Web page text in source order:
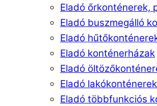
Eladó őrkonténerek,
Eladó buszmegálló
Eladó
Eladó konténerházak
Eladó
Eladó lakókonténerek
Eladó többfunkciós